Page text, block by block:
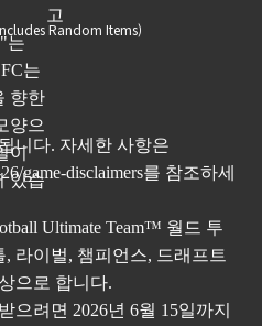
Random Items)
니다. 자세한 사항은
game-disclaimers를 참조하세
Ultimate Team™ 월드 투
라이벌, 챔피언스, 드래프트
으로 합니다.
으려면 2026년 6월 15일까지